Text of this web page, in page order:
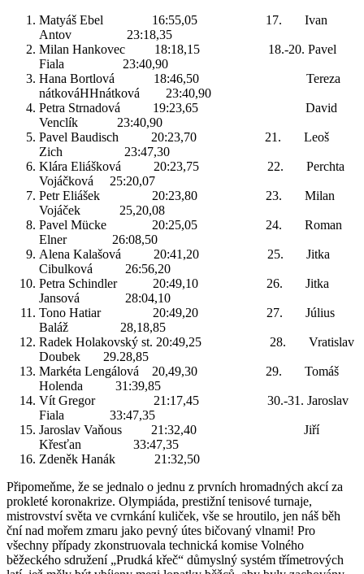
Matyáš Ebel 16:55,05 17. Ivan
Antov 23:18,35
Milan Hankovec 18:18,15 18.-20. Pavel
Fiala 23:40,90
Hana Bortlová 18:46,50 Tereza
nátkováHHnátková 23:40,90
Petra Strnadová 19:23,65 David
Venclík 23:40,90
Pavel Baudisch 20:23,70 21. Leoš
Zich 23:47,30
Klára Eliášková 20:23,75 22. Perchta
Vojáčková 25:20,07
Petr Eliášek 20:23,80 23. Milan
Vojáček 25,20,08
Pavel Mücke 20:25,05 24. Roman
Elner 26:08,50
Alena Kalašová 20:41,20 25. Jitka
Cibulková 26:56,20
Petra Schindler 20:49,10 26. Jitka
Jansová 28:04,10
Tono Hatiar 20:49,20 27. Július
Baláž 28,18,85
Radek Holakovský st. 20:49,25 28. Vratislav
Doubek 29.28,85
Markéta Lengálová 20,49,30 29. Tomáš
Holenda 31:39,85
Vít Gregor 21:17,45 30.-31. Jaroslav
Fiala 33:47,35
Jaroslav Vaňous 21:32,40 Jiří
Křesťan 33:47,35
Zdeněk Hanák 21:32,50
Připomeňme, že se jednalo o jednu z prvních hromadných akcí za
prokleté koronakrize. Olympiáda, prestižní tenisové turnaje,
mistrovství světa ve cvrnkání kuliček, vše se hroutilo, jen náš běh
ční nad mořem zmaru jako pevný útes bičovaný vlnami! Pro
všechny případy zkonstruovala technická komise Volného
běžeckého sdružení „Prudká křeč“ důmyslný systém třímetrových